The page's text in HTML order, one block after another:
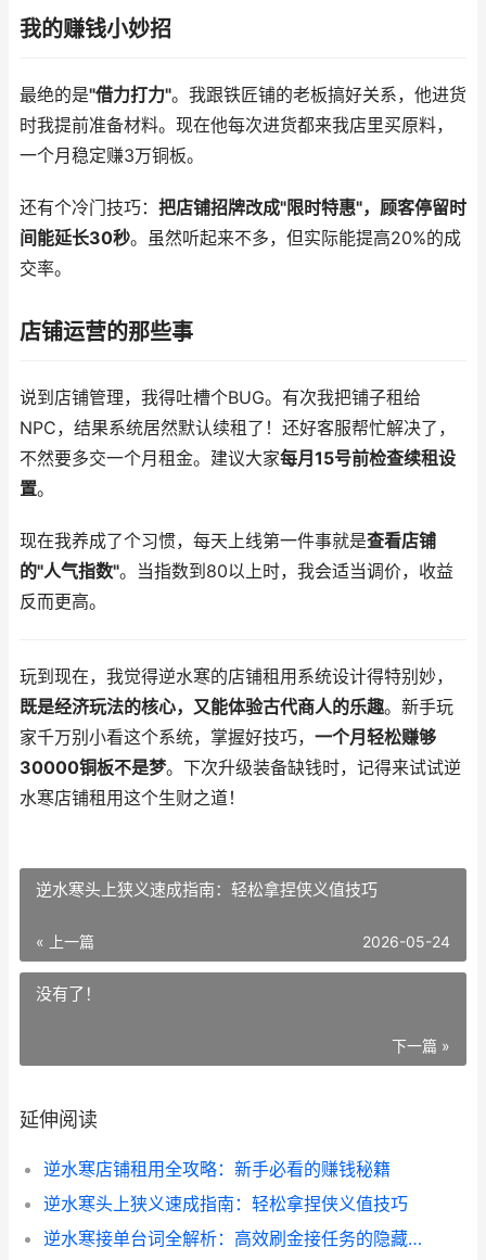
我的赚钱小妙招
最绝的是"借力打力"。我跟铁匠铺的老板搞好关系，他进货
时我提前准备材料。现在他每次进货都来我店里买原料，
一个月稳定赚3万铜板。
还有个冷门技巧： 把店铺招牌改成"限时特惠"，顾客停留时
间能延长30秒。虽然听起来不多，但实际能提高20%的成
交率。
店铺运营的那些事
说到店铺管理，我得吐槽个BUG。有次我把铺子租给
NPC，结果系统居然默认续租了！还好客服帮忙解决了，
不然要多交一个月租金。建议大家每月15号前检查续租设
置。
现在我养成了个习惯，每天上线第一件事就是查看店铺
的"人气指数"。当指数到80以上时，我会适当调价，收益
反而更高。
玩到现在，我觉得逆水寒的店铺租用系统设计得特别妙，
既是经济玩法的核心，又能体验古代商人的乐趣。新手玩
家千万别小看这个系统，掌握好技巧， 一个月轻松赚够
30000铜板不是梦。下次升级装备缺钱时，记得来试试逆
水寒店铺租用这个生财之道！
逆水寒头上狭义速成指南：轻松拿捏侠义值技巧
« 上一篇 2026-05-24
没有了！
下一篇 »
延伸阅读
逆水寒店铺租用全攻略：新手必看的赚钱秘籍
逆水寒头上狭义速成指南：轻松拿捏侠义值技巧
逆水寒接单台词全解析：高效刷金接任务的隐藏技巧